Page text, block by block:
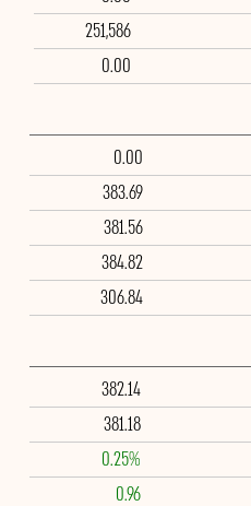
251,586
0.00
0.00
383.69
381.56
384.82
306.84
382.14
381.18
0.25%
0.96